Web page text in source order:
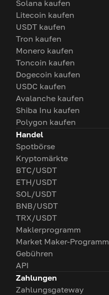
Solana kaufen
Litecoin kaufen
USDT kaufen
Tron kaufen
Monero kaufen
Toncoin kaufen
Dogecoin kaufen
USDC kaufen
Avalanche kaufen
Shiba Inu kaufen
Polygon kaufen
Handel
Spotbörse
Kryptomärkte
BTC/USDT
ETH/USDT
SOL/USDT
BNB/USDT
TRX/USDT
Maklerprogramm
Market Maker-Programm
Gebühren
API
Zahlungen
Zahlungsgateway